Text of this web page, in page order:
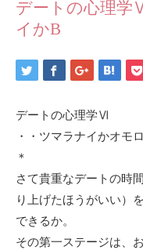
デートの心理学
イかB
デートの心理学Ⅵ
・・ツマラナイかオモ
＊
さて貴重なデートの時
り上げたほうがいい）
できるか。
その第一ステージは、